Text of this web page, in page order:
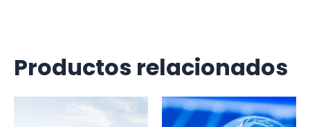
Productos relacionados